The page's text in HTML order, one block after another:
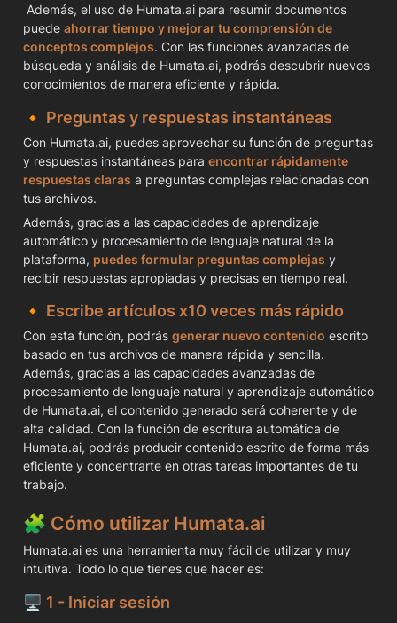
puede ahorrar tiempo y mejorar tu comprensión de
conceptos complejos. Con las funciones avanzadas de
búsqueda y análisis de Humata.ai, podrás descubrir nuevos
conocimientos de manera eficiente y rápida.
🔸 Preguntas y respuestas instantáneas
Con Humata.ai, puedes aprovechar su función de preguntas
y respuestas instantáneas para encontrar rápidamente
respuestas claras a preguntas complejas relacionadas con
tus archivos.
Además, gracias a las capacidades de aprendizaje
automático y procesamiento de lenguaje natural de la
plataforma, puedes formular preguntas complejas y
recibir respuestas apropiadas y precisas en tiempo real.
🔸 Escribe artículos x10 veces más rápido
Con esta función, podrás generar nuevo contenido escrito
basado en tus archivos de manera rápida y sencilla.
Además, gracias a las capacidades avanzadas de
procesamiento de lenguaje natural y aprendizaje automático
de Humata.ai, el contenido generado será coherente y de
alta calidad. Con la función de escritura automática de
Humata.ai, podrás producir contenido escrito de forma más
eficiente y concentrarte en otras tareas importantes de tu
trabajo.
🧩 Cómo utilizar Humata.ai
Humata.ai es una herramienta muy fácil de utilizar y muy
intuitiva. Todo lo que tienes que hacer es:
🖥️ 1 - Iniciar sesión